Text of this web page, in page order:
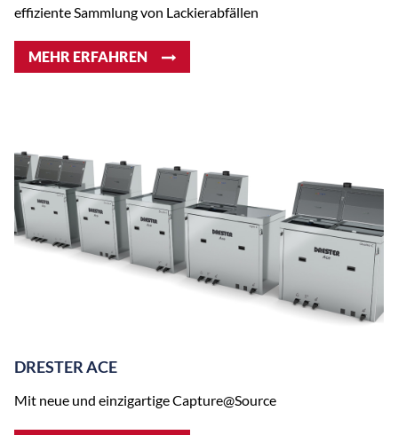
effiziente Sammlung von Lackierabfällen
MEHR ERFAHREN
DRESTER ACE
Mit neue und einzigartige Capture@Source